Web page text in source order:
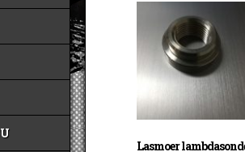
Lasmoer